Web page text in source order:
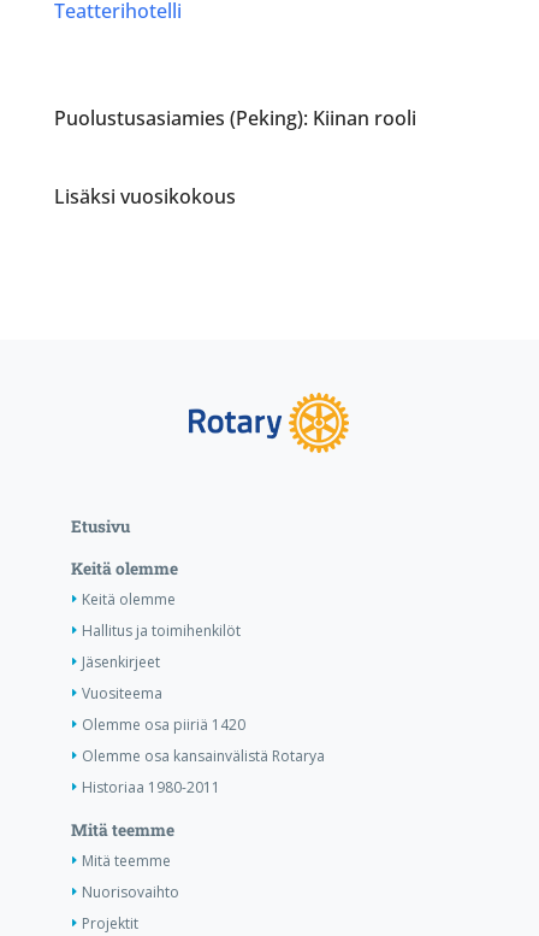
Teatterihotelli
Puolustusasiamies (Peking): Kiinan rooli
Lisäksi vuosikokous
Etusivu
Keitä olemme
Keitä olemme
Hallitus ja toimihenkilöt
Jäsenkirjeet
Vuositeema
Olemme osa piiriä 1420
Olemme osa kansainvälistä Rotarya
Historiaa 1980-2011
Mitä teemme
Mitä teemme
Nuorisovaihto
Projektit